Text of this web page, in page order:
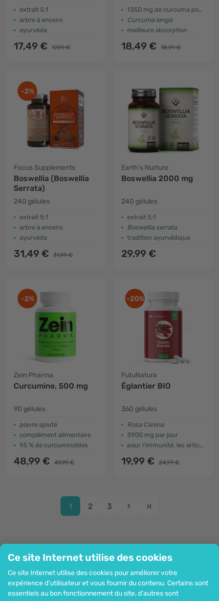
Ce site Internet utilise des cookies
Ce site Internet utilise des cookies pour améliorer votre
expérience d'utilisateur et vous fournir du contenu. Certains sont
essentiels au bon fonctionnement du site, d'autres sont
extrait 5:1
arbre à encens
ayurvéda
17,49 € 17,99 €
1350 mg de curcuma pour 2 gélules
Curcuma longa
meilleure absorption
18,49 € 18,99 €
-2%
Focus Supplements
Boswellia (Boswellia
Serrata)
240 gélules
extrait 5:1
arbre à encens
ayurvéda
31,49 € 31,99 €
Earth’s Nurture
Boswellia 2000 mg
240 gélules
extrait 5:1
Boswellia serrata
tradition ayurvédique
29,99 €
-2%
Zein Pharma
Curcumine, 500 mg
90 gélules
poivre ajouté
complément alimentaire
95 % de curcuminoïdes
48,99 € 49,99 €
-20%
FutuNatura
Églantier BIO
360 gélules
Rosa Canina
3900 mg par jour
pour l'immunité, les articulations, la digestion
19,99 € 24,99 €
1 2 3
Information
Rejoignez-nous